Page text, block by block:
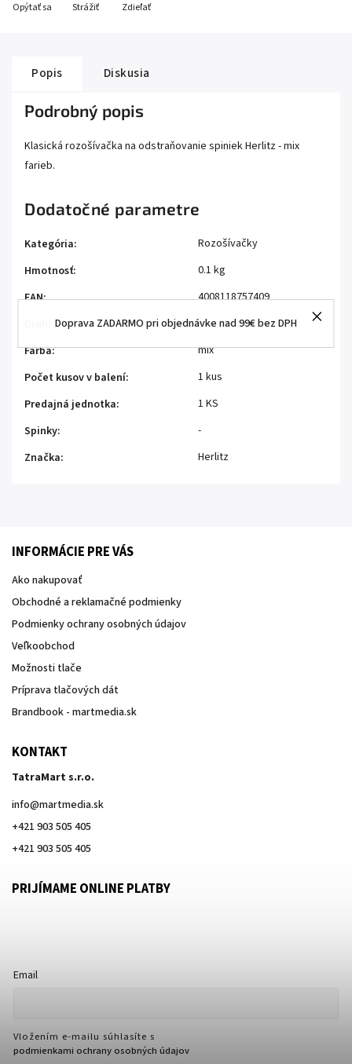
Doprava ZADARMO pri objednávke nad 99€ bez DPH
Opýtať sa Strážiť Zdieľať
Popis Diskusia
Podrobný popis
Klasická rozošívačka na odstraňovanie spiniek Herlitz - mix
farieb.
Dodatočné parametre
Kategória:
Rozošívačky
Hmotnosť:
0.1 kg
EAN:
4008118757409
klasické
Farba:
mix
Počet kusov v balení:
1 kus
Predajná jednotka:
1 KS
Spinky:
-
Značka: Herlitz
INFORMÁCIE PRE VÁS
Ako nakupovať
Obchodné a reklamačné podmienky
Podmienky ochrany osobných údajov
Veľkoobchod
Možnosti tlače
Príprava tlačových dát
Brandbook - martmedia.sk
KONTAKT
TatraMart s.r.o.
info@martmedia.sk
+421 903 505 405
+421 903 505 405
PRIJÍMAME ONLINE PLATBY
Email
Vložením e-mailu súhlasíte s
podmienkami ochrany osobných údajov